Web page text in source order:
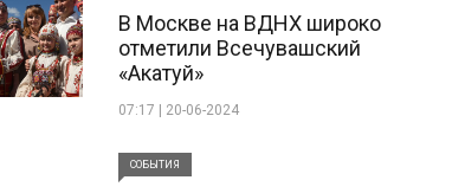
В Москве на ВДНХ широко
отметили Всечувашский
«Акатуй»
07:17 | 20-06-2024
СОБЫТИЯ